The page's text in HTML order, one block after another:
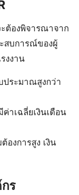
ต้องพิจารณาจาก
สบการณ์ของผู้
งงาน
ประมาณสูงกว่า
าเฉลี่ยเงินเดือน
องการสูง เงิน
ร